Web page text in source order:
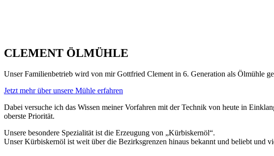
CLEMENT ÖLMÜHLE
Unser Familienbetrieb wird von mir Gottfried Clement in 6. Generation als Ölmühle
Jetzt mehr über unsere Mühle erfahren
Dabei versuche ich das Wissen meiner Vorfahren mit der Technik von heute in
oberste Priorität.
Unsere besondere Spezialität ist die Erzeugung von „Kürbiskernöl“.
Unser Kürbiskernöl ist weit über die Bezirksgrenzen hinaus bekannt und beliebt und